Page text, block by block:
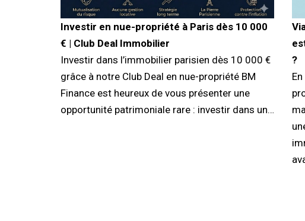
Investir en nue-propriété à Paris dès 10 000
€ | Club Deal Immobilier
Investir dans l’immobilier parisien dès 10 000 €
grâce à notre Club Deal en nue-propriété BM
Finance est heureux de vous présenter une
opportunité patrimoniale rare : investir dans un…
?